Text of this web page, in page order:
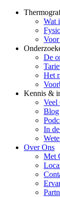
Wat
De
Het
Kennis &
Veel
Blog
In
Over Ons
Met